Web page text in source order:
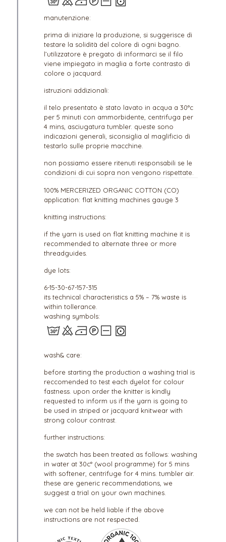
manutenzione:
prima di iniziare la produzione, si suggerisce di
testare la solidità del colore di ogni bagno.
l’utilizzatore è pregato di informarci se il filo
viene impiegato in maglia a forte contrasto di
colore o jacquard.
istruzioni addizionali:
il telo presentato è stato lavato in acqua a 30°c
per 5 minuti con ammorbidente, centrifuga per
4 mins, asciugatura tumbler. queste sono
indicazioni generali, siconsiglia al maglificio di
testarlo sulle proprie macchine.
non possiamo essere ritenuti responsabili se le
condizioni di cui sopra non vengono rispettate.
100% MERCERIZED ORGANIC COTTON (CO)
application: flat knitting machines gauge 3
knitting instructions:
if the yarn is used on flat knitting machine it is
recommended to alternate three or more
threadguides.
dye lots:
6-15-30-67-157-315
its technical characteristics a 5% – 7% waste is
within tollerance.
washing symbols:
wash& care:
before starting the production a washing trial is
reccomended to test each dyelot for colour
fastness. upon order the knitter is kindly
requested to inform us if the yarn is going to
be used in striped or jacquard knitwear with
strong colour contrast.
further instructions:
the swatch has been treated as follows: washing
in water at 30c° (wool programme) for 5 mins
with softener, centrifuge for 4 mins. tumbler air.
these are generic recommendations, we
suggest a trial on your own machines.
we can not be held liable if the above
instructions are not respected.